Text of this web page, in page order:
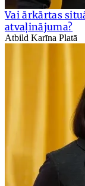
Vai ārkārtas
atvaļinājuma?
Atbild Karīna Platā